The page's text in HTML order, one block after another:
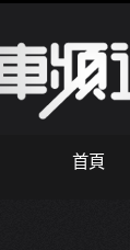
首頁